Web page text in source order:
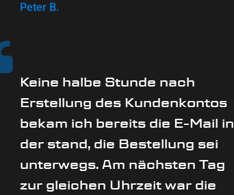
Peter B.
Keine halbe Stunde nach
Erstellung des Kundenkontos
bekam ich bereits die E-Mail in
der stand, die Bestellung sei
unterwegs. Am nächsten Tag
zur gleichen Uhrzeit war die